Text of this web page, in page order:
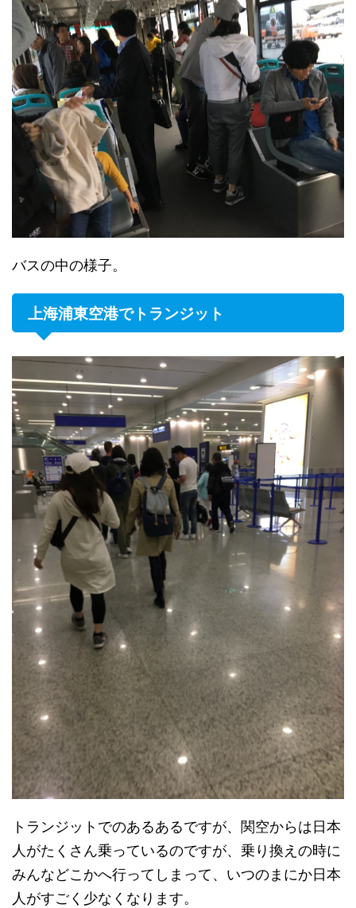
バスの中の様子。
上海浦東空港でトランジット
トランジットでのあるあるですが、関空からは日本
人がたくさん乗っているのですが、乗り換えの時に
みんなどこかへ行ってしまって、いつのまにか日本
人がすごく少なくなります。